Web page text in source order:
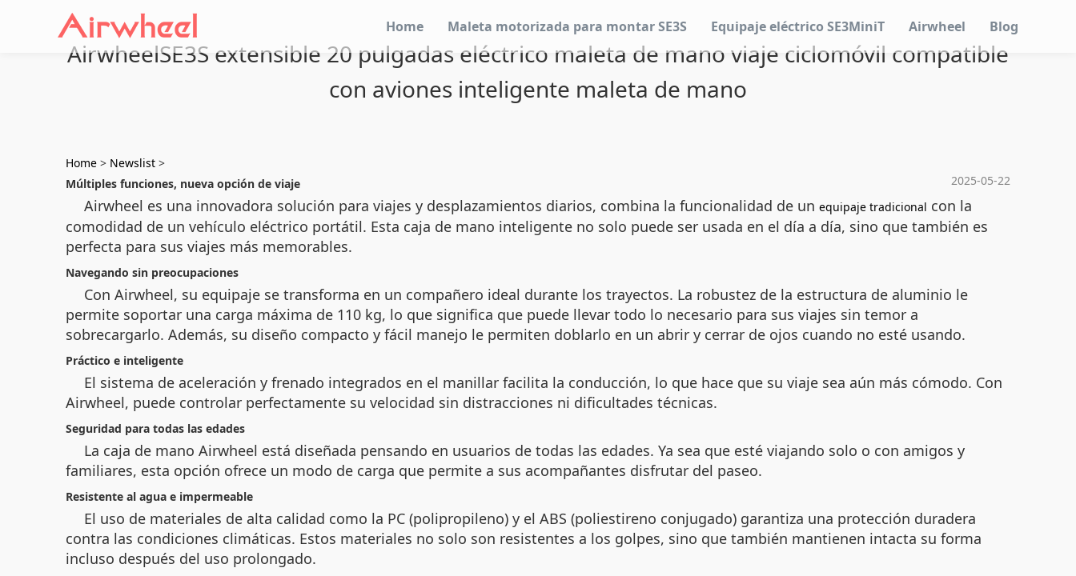
Home Maleta motorizada para montar SE3S Equipaje eléctrico SE3MiniT Airwheel Blog
AirwheelSE3S extensible 20 pulgadas eléctrico maleta de mano viaje ciclomóvil compatible
con aviones inteligente maleta de mano
Home > Newslist >
2025-05-22
Múltiples funciones, nueva opción de viaje
Airwheel es una innovadora solución para viajes y desplazamientos diarios, combina la funcionalidad de un equipaje tradicional con la
comodidad de un vehículo eléctrico portátil. Esta caja de mano inteligente no solo puede ser usada en el día a día, sino que también es
perfecta para sus viajes más memorables.
Navegando sin preocupaciones
Con Airwheel, su equipaje se transforma en un compañero ideal durante los trayectos. La robustez de la estructura de aluminio le
permite soportar una carga máxima de 110 kg, lo que significa que puede llevar todo lo necesario para sus viajes sin temor a
sobrecargarlo. Además, su diseño compacto y fácil manejo le permiten doblarlo en un abrir y cerrar de ojos cuando no esté usando.
Práctico e inteligente
El sistema de aceleración y frenado integrados en el manillar facilita la conducción, lo que hace que su viaje sea aún más cómodo. Con
Airwheel, puede controlar perfectamente su velocidad sin distracciones ni dificultades técnicas.
Seguridad para todas las edades
La caja de mano Airwheel está diseñada pensando en usuarios de todas las edades. Ya sea que esté viajando solo o con amigos y
familiares, esta opción ofrece un modo de carga que permite a sus acompañantes disfrutar del paseo.
Resistente al agua e impermeable
El uso de materiales de alta calidad como la PC (polipropileno) y el ABS (poliestireno conjugado) garantiza una protección duradera
contra las condiciones climáticas. Estos materiales no solo son resistentes a los golpes, sino que también mantienen intacta su forma
incluso después del uso prolongado.